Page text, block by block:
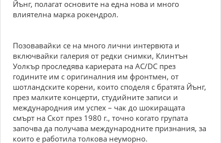
Йънг, полагат основите на една нова и много
влиятелна марка рокендрол.
Позовавайки се на много лични интервюта и
включвайки галерия от редки снимки, Клинтън
Уолкър проследява кариерата на AC/DC през
годините им с оригиналния им фронтмен, от
шотландските корени, които споделя с братята Йънг,
през малките концерти, студийните записи и
международния им успех – чак до шокиращата
смърт на Скот през 1980 г., точно когато групата
започва да получава международните признания, за
които е работила толкова неуморно.